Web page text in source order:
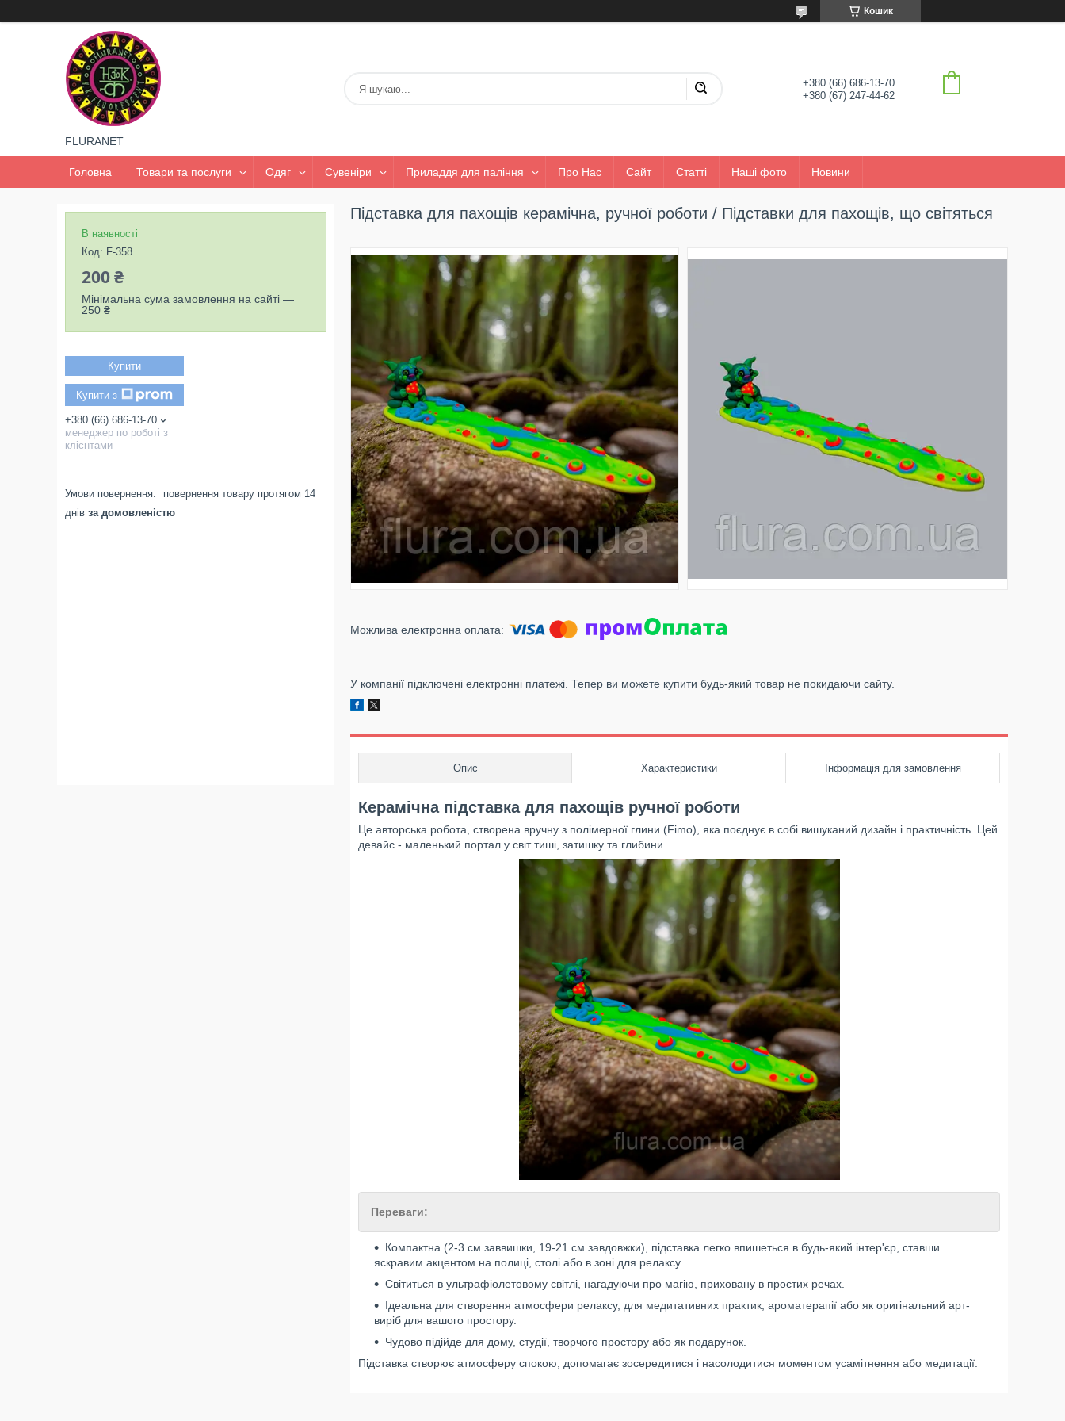
Кошик
FLURANET
+380 (66) 686-13-70
+380 (67) 247-44-62
Головна Товари та послуги Одяг Сувеніри Приладдя для паління Про Нас Сайт Статті Наші фото Новини
Підставка для пахощів керамічна, ручної роботи / Підставки для пахощів, що світяться
У компанії підключені електронні платежі. Тепер ви можете купити будь-який товар не покидаючи сайту.
Опис Характеристики Інформація для замовлення
Керамічна підставка для пахощів ручної роботи
Це авторська робота, створена вручну з полімерної глини (Fimo), яка поєднує в собі вишуканий дизайн і практичність. Цей
девайс - маленький портал у світ тиші, затишку та глибини.
Переваги:
Компактна (2-3 см заввишки, 19-21 см завдовжки), підставка легко впишеться в будь-який інтер'єр, ставши
яскравим акцентом на полиці, столі або в зоні для релаксу.
Світиться в ультрафіолетовому світлі, нагадуючи про магію, приховану в простих речах.
Ідеальна для створення атмосфери релаксу, для медитативних практик, ароматерапії або як оригінальний арт-
виріб для вашого простору.
Чудово підійде для дому, студії, творчого простору або як подарунок.
Підставка створює атмосферу спокою, допомагає зосередитися і насолодитися моментом усамітнення або медитації.
В наявності
Код: F-358
200 ₴
Мінімальна сума замовлення на сайті —
250 ₴
Купити
Купити з
+380 (66) 686-13-70
менеджер по роботі з
клієнтами
повернення товару протягом 14
днів за домовленістю